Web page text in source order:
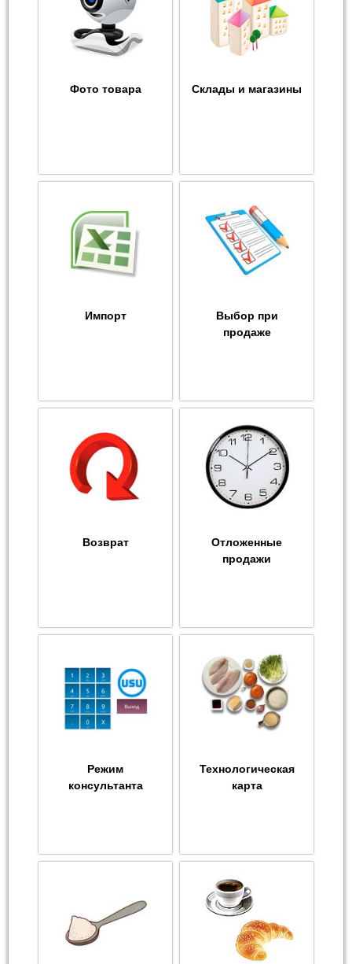
Фото товара Склады и магазины
Импорт
Выбор при
продаже
Возврат
Отложенные
продажи
Режим
консультанта
Технологическая
карта